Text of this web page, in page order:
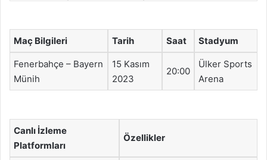
Maç Bilgileri Tarih Saat Stadyum
Fenerbahçe – Bayern
Münih
15 Kasım
2023
20:00
Ülker Sports
Arena
Canlı İzleme
Platformları
Özellikler